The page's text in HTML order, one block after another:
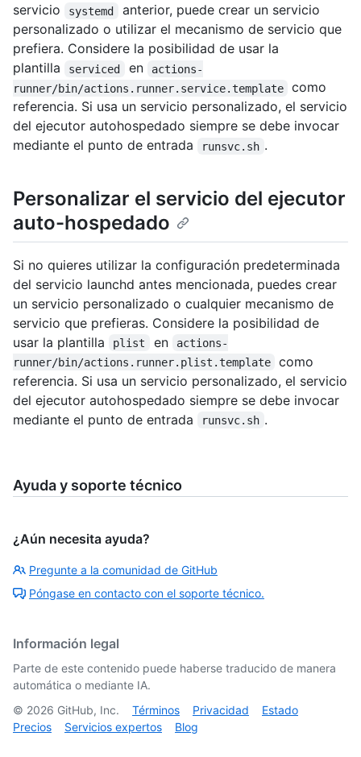
servicio
systemd
anterior, puede crear un servicio
personalizado o utilizar el mecanismo de servicio que
prefiera. Considere la posibilidad de usar la
plantilla
serviced en
actions-
runner/bin/actions.runner.service.template
como
referencia. Si usa un servicio personalizado, el servicio
del ejecutor autohospedado siempre se debe invocar
mediante el punto de entrada
runsvc.sh .
Personalizar el servicio del ejecutor
auto-hospedado
Si no quieres utilizar la configuración predeterminada
del servicio launchd antes mencionada, puedes crear
un servicio personalizado o cualquier mecanismo de
servicio que prefieras. Considere la posibilidad de
usar la plantilla
plist en
actions-
runner/bin/actions.runner.plist.template
como
referencia. Si usa un servicio personalizado, el servicio
del ejecutor autohospedado siempre se debe invocar
mediante el punto de entrada
runsvc.sh .
Ayuda y soporte técnico
¿Aún necesita ayuda?
Pregunte a la comunidad de GitHub
Póngase en contacto con el soporte técnico.
Información legal
Parte de este contenido puede haberse traducido de manera
automática o mediante IA.
© 2026 GitHub, Inc. Términos Privacidad
Estado
Precios
Servicios expertos Blog